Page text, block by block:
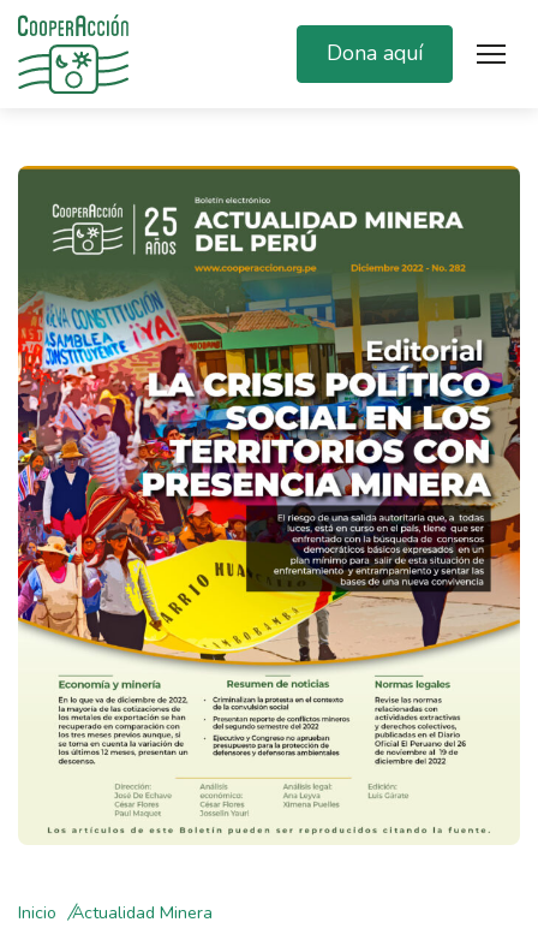
Dona aquí
Inicio Actualidad Minera